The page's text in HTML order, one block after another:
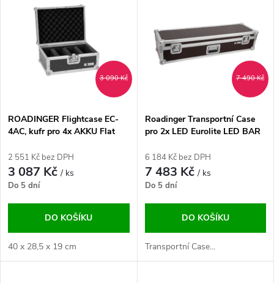
p
r
o
u
Abecedně
s
p
r
o
d
u
3 090 Kč
ROADINGER Flightcase EC-
4AC, kufr pro 4x AKKU Flat
2 551 Kč bez DPH
3 087 Kč/ ks
Do 5 dní
DO KOŠÍKU
40 x 28,5 x 19 cm
7 490 Kč
Roadinger Transportní Case
pro 2x LED Eurolite LED BAR
lišta
6 184 Kč bez DPH
7 483 Kč/ ks
Do 5 dní
DO KOŠÍKU
Transportní Case...